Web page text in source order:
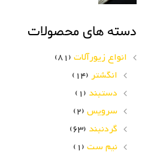
دسته های محصولات
انواع زیورآلات (81)
انگشتر (14)
دستبند (1)
سرویس (2)
گردنبند (63)
نیم ست (1)